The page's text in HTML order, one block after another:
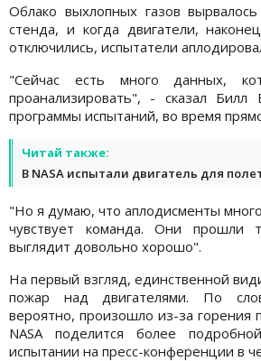
Облако выхлопных газов
стенда, и когда двигатели,
отключились, испытатели
"Сейчас есть много данных,
проанализировать", - сказал
программы испытаний, во время
Читай также:
В NASA испытали двигатель для
"Но я думаю, что аплодисменты
чувствует команда. Они прошли
выглядит довольно хорошо".
На первый взгляд, единственной
пожар над двигателями. По
вероятно, произошло из-за горения
NASA поделится более
испытании на пресс-конференции в